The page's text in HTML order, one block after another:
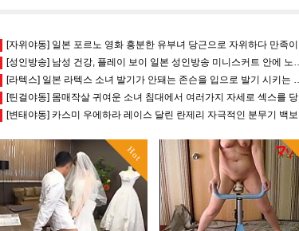
[자위야동] 일본 포르노 영화 흥분한 유부녀 당근으로 자위하다 만족이 안?
[성인방송] 남성 건강, 플레이 보이 일본 성인방송 미니스커트 안에 노팬티
[라텍스] 일본 라텍스 소녀 발기가 안돼는 존슨을 입으로 발기 시키는 구강
[틴걸야동] 몸매작살 귀여운 소녀 침대에서 여러가지 자세로 섹스를 당하며
[변태야동] 카스미 우에하라 레이스 달린 란제리 자극적인 분무기 백보지에
Hot